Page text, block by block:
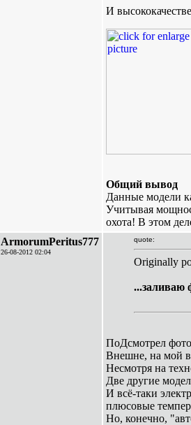
И
Общий вывод
Данные модели
Учитывая
охота! В этом
ArmorumPeritus777
26-08-2012 02:04
quote:
Originally
...заливаю
ПоДсмотрел
Внешне, на мой
Несмотря на
Две другие
И всё-таки
плюсовые
Но, конечно,